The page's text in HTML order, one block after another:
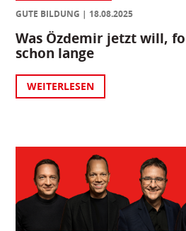
GUTE BILDUNG
18.08.2025
Was Özdemir jetzt will,
schon lange
WEITERLESEN